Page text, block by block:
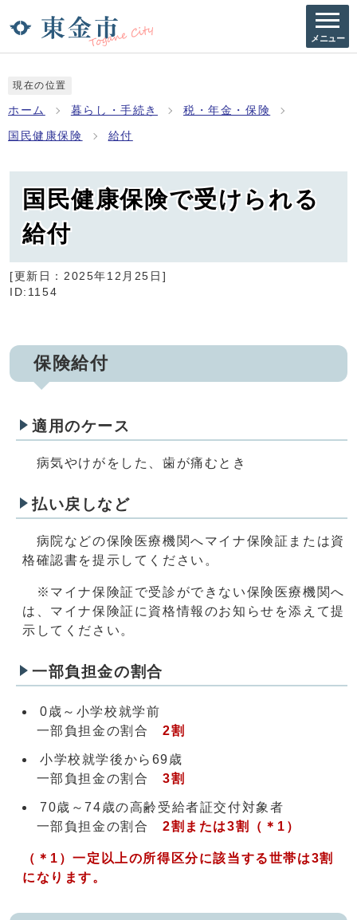
メニュー
現在の位置
ホーム 暮らし・手続き 税・年金・保険
国民健康保険 給付
国民健康保険で受けられる
給付
[更新日： 2025年12月25日 ]
ID:1154
保険給付
適用のケース
病気やけがをした、歯が痛むとき
払い戻しなど
病院などの保険医療機関へマイナ保険証または資
格確認書を提示してください。
※マイナ保険証で受診ができない保険医療機関へ
は、マイナ保険証に資格情報のお知らせを添えて提
示してください。
一部負担金の割合
0歳～小学校就学前
一部負担金の割合 2割
小学校就学後から69歳
一部負担金の割合 3割
70歳～74歳の高齢受給者証交付対象者
一部負担金の割合 2割または3割（＊1）
（＊1）一定以上の所得区分に該当する世帯は3割
になります。